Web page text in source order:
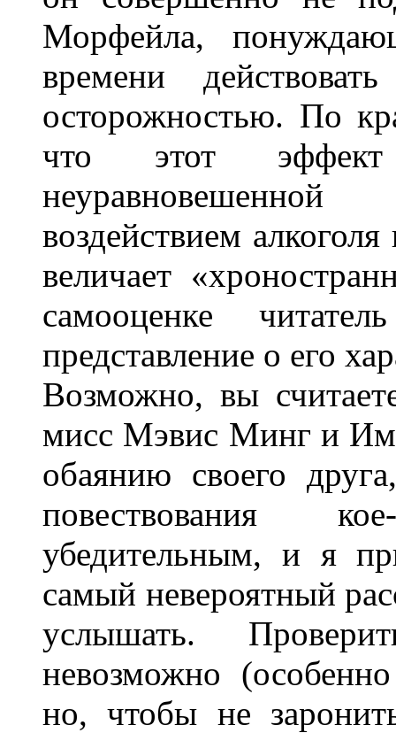
Морфейла,
времени
осторожностью. По
что этот
неуравновешенной
воздействием
величает
самооценке
представление о его
Возможно, вы
мисс Мэвис Минг и
обаянию своего
повествования
убедительным, и я
самый невероятный
услышать.
невозможно
но, чтобы не